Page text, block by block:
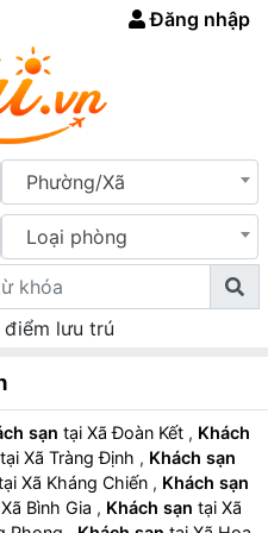
Đăng nhập
Phường/Xã
Loại phòng
điểm lưu trú
sạn tại Xã Đoàn Kết , Khách
tại Xã Tràng Định , Khách sạn
tại Xã Kháng Chiến , Khách sạn
tại Xã Bình Gia , Khách sạn tại Xã